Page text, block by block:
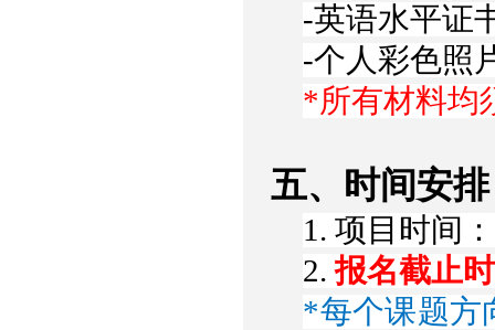
-英语水平证
-个人彩色照
*所有材料均
五、时间安排
1. 项目时间
2.报名截止
*每个课题方